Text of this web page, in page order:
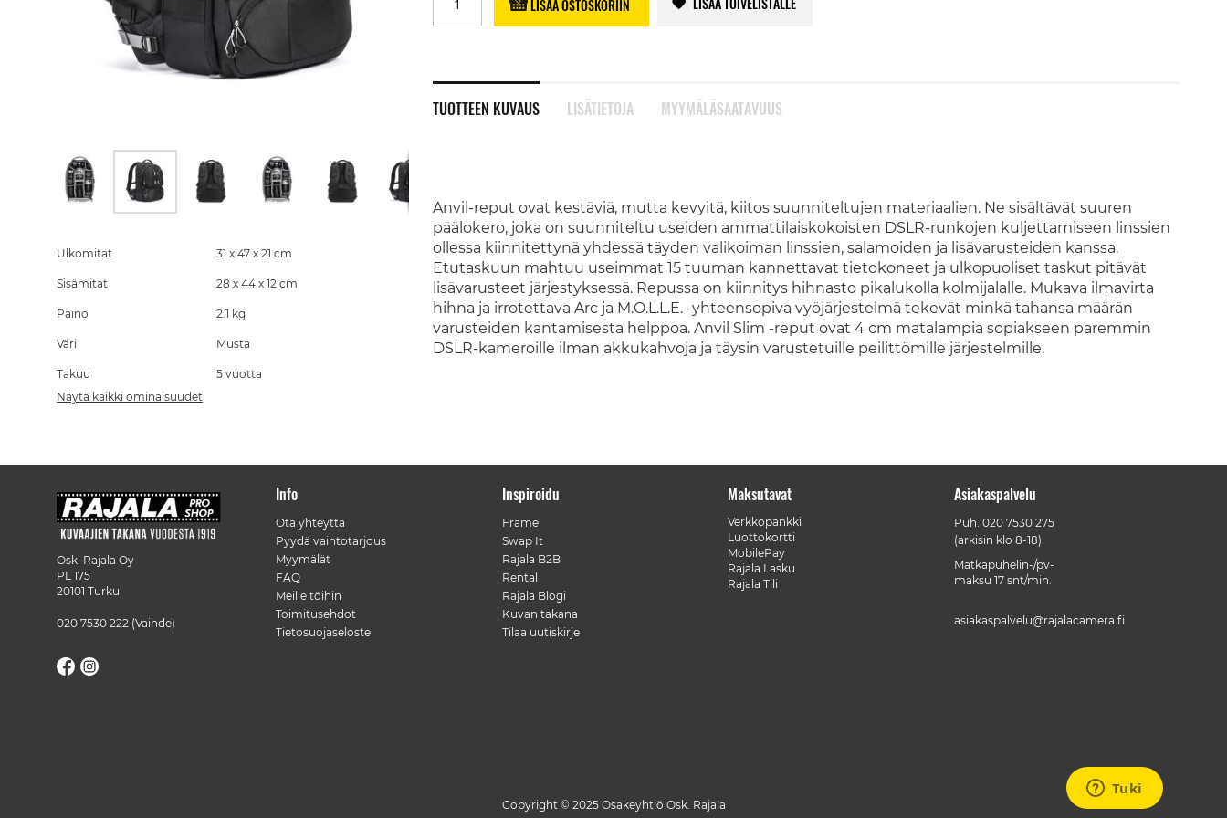
LISÄÄ OSTOSKORIIN
TUOTTEEN KUVAUS
Anvil-reput ovat kestäviä, mutta kevyitä, kiitos suunniteltujen materiaalien. Ne sisältävät suuren
päälokero, joka on suunniteltu useiden ammattilaiskokoisten DSLR-runkojen kuljettamiseen linssien
ollessa kiinnitettynä yhdessä täyden valikoiman linssien, salamoiden ja lisävarusteiden kanssa.
Etutaskuun mahtuu useimmat 15 tuuman kannettavat tietokoneet ja ulkopuoliset taskut pitävät
lisävarusteet järjestyksessä. Repussa on kiinnitys hihnasto pikalukolla kolmijalalle. Mukava ilmavirta
hihna ja irrotettava Arc ja M.O.L.L.E. -yhteensopiva vyöjärjestelmä tekevät minkä tahansa määrän
varusteiden kantamisesta helppoa. Anvil Slim -reput ovat 4 cm matalampia sopiakseen paremmin
DSLR-kameroille ilman akkukahvoja ja täysin varustetuille peilittömille järjestelmille.
LISÄTIETOJA MYYMÄLÄSAATAVUUS
the
of
images
Ulkomitat 31 x 47 x 21 cm
Sisämitat 28 x 44 x 12 cm
Paino 2.1 kg
Väri Musta
Takuu
5 vuotta
Näytä kaikki ominaisuudet
Osk. Rajala Oy
PL 175
20101 Turku
020 7530 222 (Vaihde)
Info
Ota yhteyttä
Pyydä vaihtotarjous
Myymälät
FAQ
Meille töihin
Toimitusehdot
Tietosuojaseloste
Inspiroidu
Frame
Swap It
Rajala B2B
Rental
Rajala Blogi
Kuvan takana
Tilaa uutiskirje
Maksutavat
Verkkopankki
Luottokortti
MobilePay
Rajala Lasku
Rajala Tili
Asiakaspalvelu
Puh. 020 7530 275
(arkisin klo 8-18)
Matkapuhelin-/pv-
maksu 17 snt/min.
asiakaspalvelu@rajalacamera.fi
Copyright © 2025 Osakeyhtiö Osk. Rajala